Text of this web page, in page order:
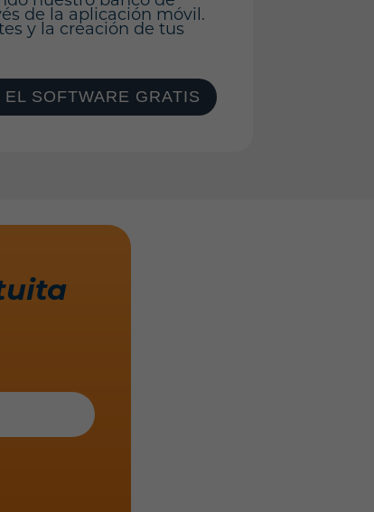
de la aplicación móvil.
y la creación de tus
SOFTWARE GRATIS